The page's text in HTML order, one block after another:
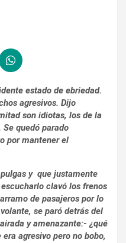
estado de ebriedad.
agresivos. Dijo
son idiotas, los de la
quedó parado
por mantener el
y que justamente
clavó los frenos
de pasajeros por lo
se paró detrás del
y amenazante:- ¿qué
agresivo pero no bobo,